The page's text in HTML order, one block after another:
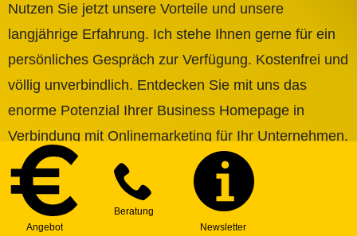
Nutzen Sie jetzt unsere Vorteile und unsere
langjährige Erfahrung. Ich stehe Ihnen gerne für ein
persönliches Gespräch zur Verfügung. Kostenfrei und
völlig unverbindlich. Entdecken Sie mit uns das
enorme Potenzial Ihrer Business Homepage in
Verbindung mit Onlinemarketing für Ihr Unternehmen.
Ich bin schon sehr gespannt auf Ihr Projekt!
Angebot anfordern